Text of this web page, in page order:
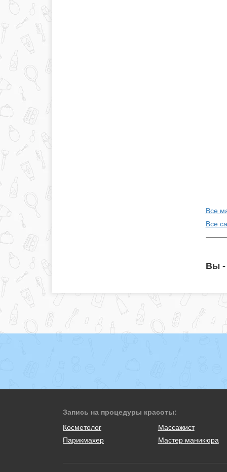
Все
Все
Вы -
Запись на процедуры красоты:
Косметолог
Массажист
Парикмахер
Мастер маникюра